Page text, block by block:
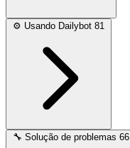
⚙️ Usando Dailybot 81
🔧 Solução de problemas 66